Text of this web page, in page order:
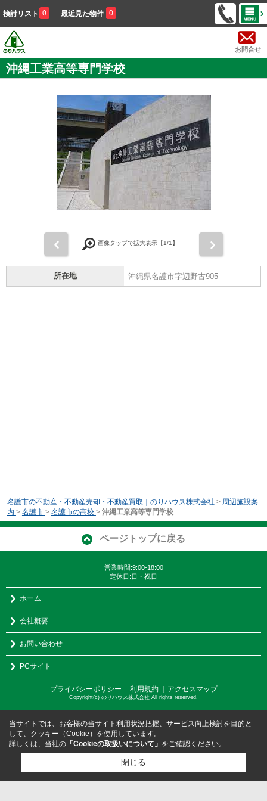
検討リスト 0 最近見た物件 0
お問合せ
沖縄工業高等専門学校
画像タップで拡大表示【1/1】
所在地 沖縄県名護市字辺野古905
名護市の不動産・不動産売却・不動産買取｜のりハウス株式会社 > 周辺施設案
内 > 名護市 > 名護市の高校 > 沖縄工業高等専門学校
ページトップに戻る
営業時間:9:00-18:00
定休日:日・祝日
ホーム
会社概要
お問い合わせ
PCサイト
プライバシーポリシー ｜ 利用規約 ｜アクセスマップ
Copyright(c) のりハウス株式会社 All rights reserved.
当サイトでは、お客様の当サイト利用状況把握、サービス向上検討を目的と
して、クッキー（Cookie）を使用しています。
詳しくは、当社の 「Cookieの取扱いについて」 をご確認ください。
閉じる